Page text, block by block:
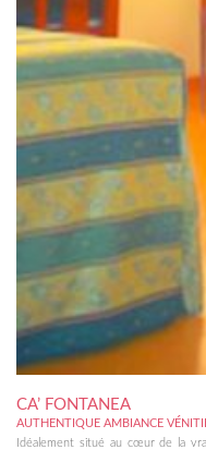
CA’ FONTANEA
AUTHENTIQUE AMBIANCE
Idéalement situé au cœur de la